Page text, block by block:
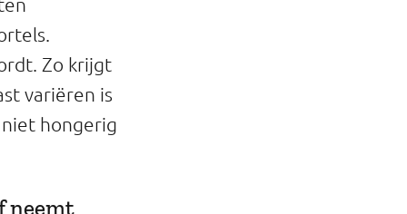
Zo krijgt
variëren is
hongerig
neemt